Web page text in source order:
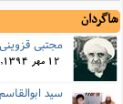
شاگردان
مجتبی
12 مهر 1394, 16:26
سید